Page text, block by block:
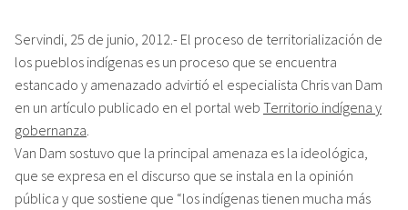
Servindi, 25 de junio, 2012.- El proceso de territorialización de
los pueblos indígenas es un proceso que se encuentra
estancado y amenazado advirtió el especialista Chris van Dam
en un artículo publicado en el portal web Territorio indígena y
gobernanza
Van Dam sostuvo que la principal amenaza es la ideológica,
que se expresa en el discurso que se instala en la opinión
pública y que sostiene que “los indígenas tienen mucha más